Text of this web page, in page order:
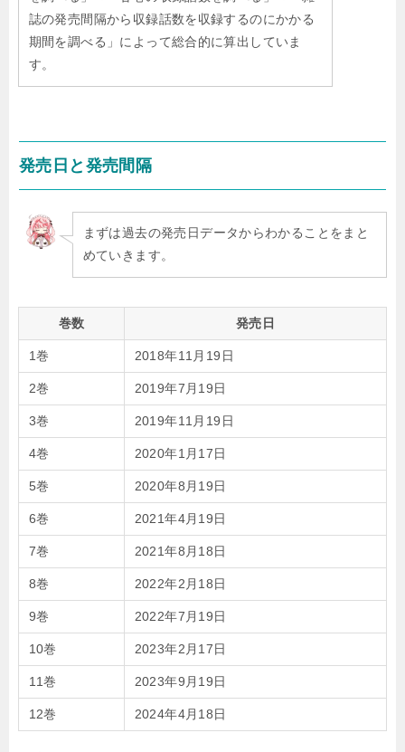
誌の発売間隔から収録話数を収録するのにかかる
期間を調べる」によって総合的に算出していま
す。
発売日と発売間隔
まずは過去の発売日データからわかることをまと
めていきます。
巻数 発売日
1巻 2018年11月19日
2巻 2019年7月19日
3巻 2019年11月19日
4巻 2020年1月17日
5巻 2020年8月19日
6巻 2021年4月19日
7巻 2021年8月18日
8巻 2022年2月18日
9巻 2022年7月19日
10巻 2023年2月17日
11巻 2023年9月19日
12巻 2024年4月18日